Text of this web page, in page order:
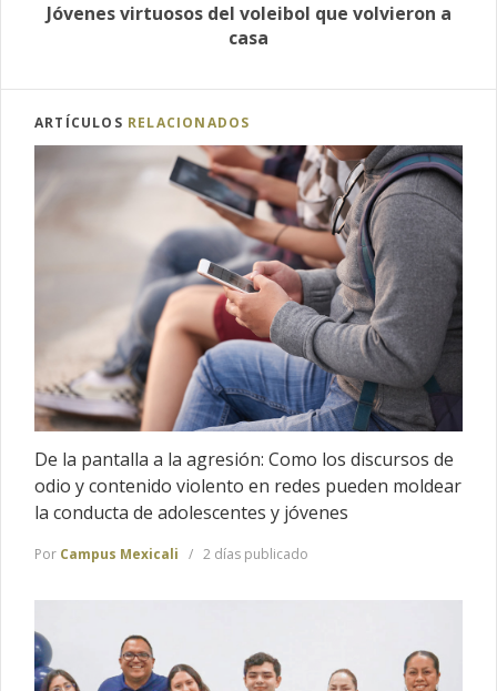
Jóvenes virtuosos del voleibol que volvieron a
casa
ARTÍCULOS RELACIONADOS
De la pantalla a la agresión: Como los discursos de
odio y contenido violento en redes pueden moldear
la conducta de adolescentes y jóvenes
Por Campus Mexicali 2 días publicado